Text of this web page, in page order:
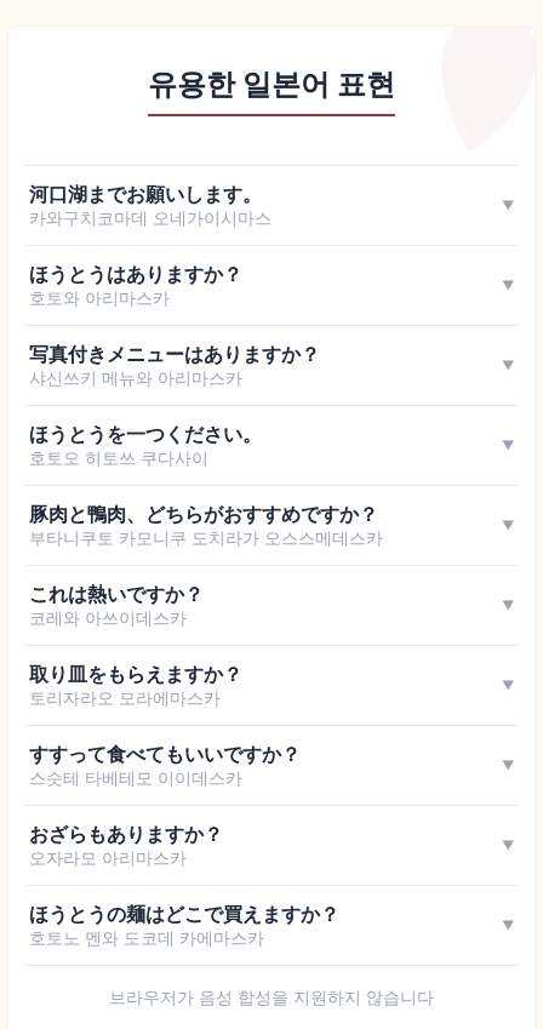
유용한 일본어 표현
河口湖までお願いします。
카와구치코마데 오네가이시마스
▼
ほうとうはありますか？
호토와 아리마스카
▼
写真付きメニューはありますか？
샤신쓰키 메뉴와 아리마스카
▼
ほうとうを一つください。
호토오 히토쓰 쿠다사이
▼
豚肉と鴨肉、どちらがおすすめですか？
부타니쿠토 카모니쿠 도치라가 오스스메데스카
▼
これは熱いですか？
코레와 아쓰이데스카
▼
取り皿をもらえますか？
토리자라오 모라에마스카
▼
すすって食べてもいいですか？
스슷테 타베테모 이이데스카
▼
おざらもありますか？
오자라모 아리마스카
▼
ほうとうの麺はどこで買えますか？
호토노 멘와 도코데 카에마스카
▼
브라우저가 음성 합성을 지원하지 않습니다